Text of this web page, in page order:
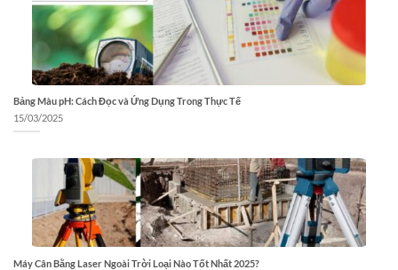
Bảng Màu pH: Cách Đọc và Ứng Dụng Trong Thực Tế
15/03/2025
Máy Cân Bằng Laser Ngoài Trời Loại Nào Tốt Nhất 2025?